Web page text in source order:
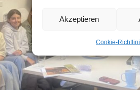
Akzeptieren
Cookie-